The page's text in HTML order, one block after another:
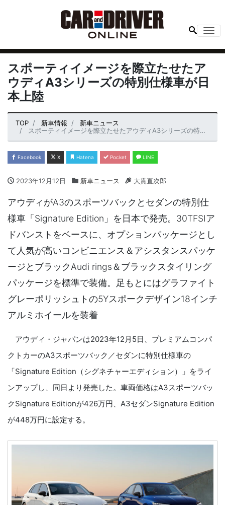
スポーティイメージを際立たせたア
ウディA3シリーズの特別仕様車が日
本上陸
TOP 新車情報
新車ニュース
スポーティイメージを際立たせたアウディA3シリーズの特別仕様車が日本上陸
Facebook X Hatena Pocket LINE
2023年12月12日 新車ニュース 大貫直次郎
アウディがA3のスポーツバックとセダンの特別仕
様車「Signature Edition」を日本で発売。30TFSIア
ドバンストをベースに、オプションパッケージとし
て人気が高いコンビニエンス＆アシスタンスパッケ
ージとブラックAudi rings＆ブラックスタイリング
パッケージを標準で装備。足もとにはグラファイト
グレーポリッシュトの5Yスポークデザイン18インチ
アルミホイールを装着
アウディ・ジャパンは2023年12月5日、プレミアムコンパ
クトカーのA3スポーツバック／セダンに特別仕様車の
「Signature Edition（シグネチャーエディション）」をライ
ンアップし、同日より発売した。車両価格はA3スポーツバッ
クSignature Editionが426万円、A3セダンSignature Edition
が448万円に設定する。